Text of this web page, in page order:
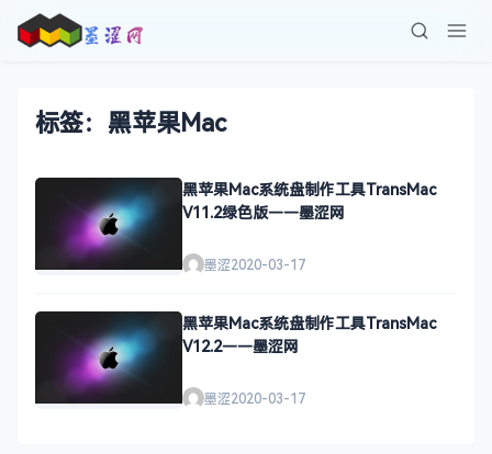
标签：黑苹果Mac
黑苹果Mac系统盘制作工具TransMac
V11.2绿色版——墨涩网
墨涩2020-03-17
黑苹果Mac系统盘制作工具TransMac
V12.2——墨涩网
墨涩2020-03-17